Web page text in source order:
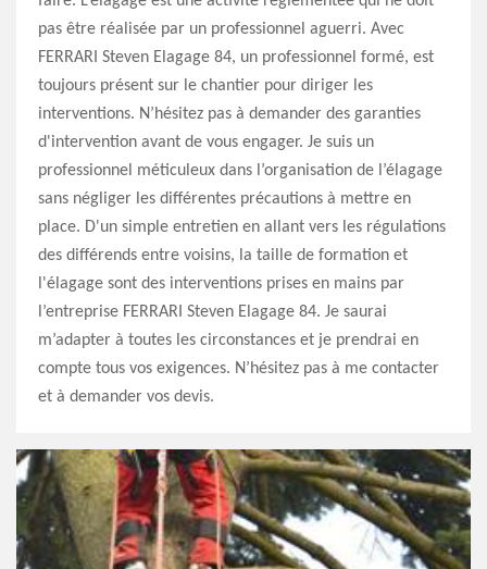
pas être réalisée par un professionnel aguerri. Avec
FERRARI Steven Elagage 84, un professionnel formé, est
toujours présent sur le chantier pour diriger les
interventions. N’hésitez pas à demander des garanties
d'intervention avant de vous engager. Je suis un
professionnel méticuleux dans l’organisation de l’élagage
sans négliger les différentes précautions à mettre en
place. D'un simple entretien en allant vers les régulations
des différends entre voisins, la taille de formation et
l'élagage sont des interventions prises en mains par
l’entreprise FERRARI Steven Elagage 84. Je saurai
m’adapter à toutes les circonstances et je prendrai en
compte tous vos exigences. N’hésitez pas à me contacter
et à demander vos devis.